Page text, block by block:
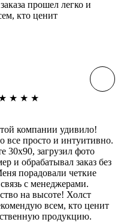
прошел легко и
кто ценит
★ ★ ★
компании удивило!
все просто и интуитивно.
30х90, загрузил фото
и обрабатывал заказ без
порадовали четкие
с менеджерами.
на высоте! Холст
всем, кто ценит
продукцию.